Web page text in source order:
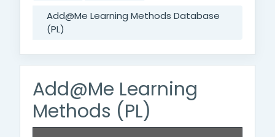
Add@Me Learning Methods Database
(PL)
Add@Me Learning
Methods (PL)